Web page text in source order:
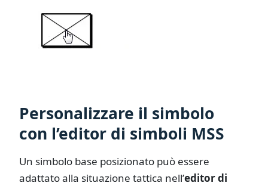
Personalizzare il simbolo
con l’editor di simboli MSS
Un simbolo base posizionato può essere
adattato alla situazione tattica nell’editor di